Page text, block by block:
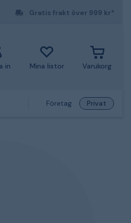
Gratis frakt över 999 kr*
in Mina listor Varukorg
Företag Privat